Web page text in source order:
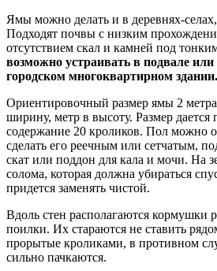
Ямы можно делать и в деревнях-
Подходят почвы с низким
отсутствием скал и камней под
возможно устраивать в подвале или
городском многоквартирном здании.
Ориентировочный размер ямы 2
ширину, метр в высоту. Размер дается
содержание 20 кроликов. Пол можно
сделать его реечным или сетчатым,
скат или поддон для кала и мочи. На
солома, которая должна убираться
придется заменять чистой.
Вдоль стен располагаются кормушки
поилки. Их стараются не ставить
прорытые кроликами, в противном
сильно пачкаются.